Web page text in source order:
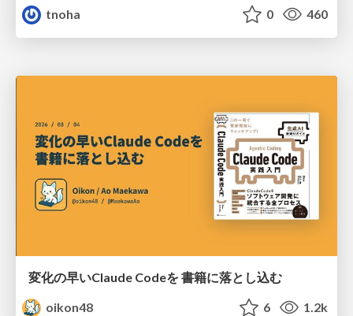
tnoha
0 460
変化の早いClaude Codeを 書籍に落とし込む
oikon48
6 1.2k